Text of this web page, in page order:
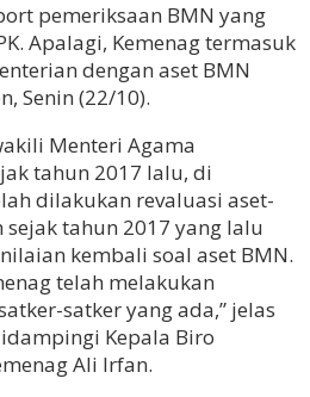
pemeriksaan BMN yang
Apalagi, Kemenag termasuk
dengan aset BMN
Senin (22/10).
Menteri Agama
tahun 2017 lalu, di
dilakukan revaluasi aset-
sejak tahun 2017 yang lalu
kembali soal aset BMN.
telah melakukan
satker yang ada,” jelas
Kepala Biro
Ali Irfan.